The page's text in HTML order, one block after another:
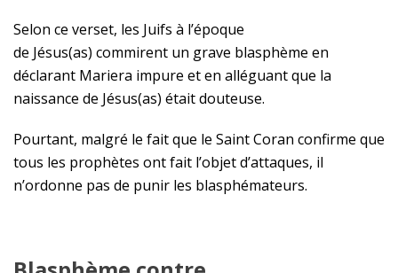
Selon ce verset, les Juifs à l’époque
de Jésus(as) commirent un grave blasphème en
déclarant Mariera impure et en alléguant que la
naissance de Jésus(as) était douteuse.
Pourtant, malgré le fait que le Saint Coran confirme que
tous les prophètes ont fait l’objet d’attaques, il
n’ordonne pas de punir les blasphémateurs.